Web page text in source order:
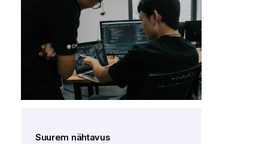
Suurem nähtavus